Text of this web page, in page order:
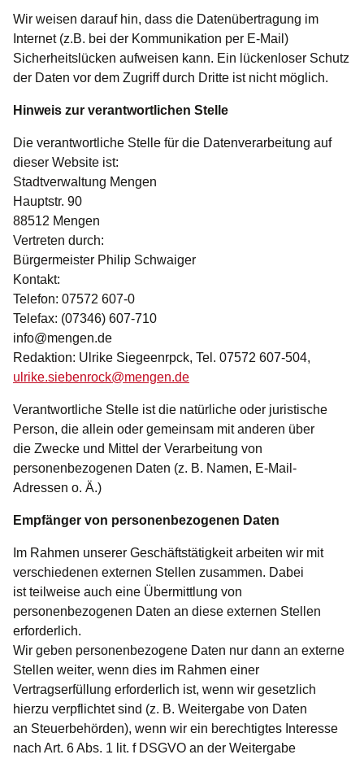
Wir weisen darauf hin, dass die Datenübertragung im
Internet (z.B. bei der Kommunikation per E-Mail)
Sicherheitslücken aufweisen kann. Ein lückenloser Schutz
der Daten vor dem Zugriff durch Dritte ist nicht möglich.
Hinweis zur verantwortlichen Stelle
Die verantwortliche Stelle für die Datenverarbeitung auf
dieser Website ist:
Stadtverwaltung Mengen
Hauptstr. 90
88512 Mengen
Vertreten durch:
Bürgermeister Philip Schwaiger
Kontakt:
Telefon: 07572 607-0
Telefax: (07346) 607-710
info@mengen.de
Redaktion: Ulrike Siegeenrpck, Tel. 07572 607-504,
ulrike.siebenrock@mengen.de
Verantwortliche Stelle ist die natürliche oder juristische
Person, die allein oder gemeinsam mit anderen über
die Zwecke und Mittel der Verarbeitung von
personenbezogenen Daten (z. B. Namen, E-Mail-
Adressen o. Ä.)
Empfänger von personenbezogenen Daten
Im Rahmen unserer Geschäftstätigkeit arbeiten wir mit
verschiedenen externen Stellen zusammen. Dabei
ist teilweise auch eine Übermittlung von
personenbezogenen Daten an diese externen Stellen
erforderlich.
Wir geben personenbezogene Daten nur dann an externe
Stellen weiter, wenn dies im Rahmen einer
Vertragserfüllung erforderlich ist, wenn wir gesetzlich
hierzu verpflichtet sind (z. B. Weitergabe von Daten
an Steuerbehörden), wenn wir ein berechtigtes Interesse
nach Art. 6 Abs. 1 lit. f DSGVO an der Weitergabe